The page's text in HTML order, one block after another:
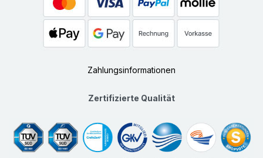
Zahlungsinformationen
Zertifizierte Qualität